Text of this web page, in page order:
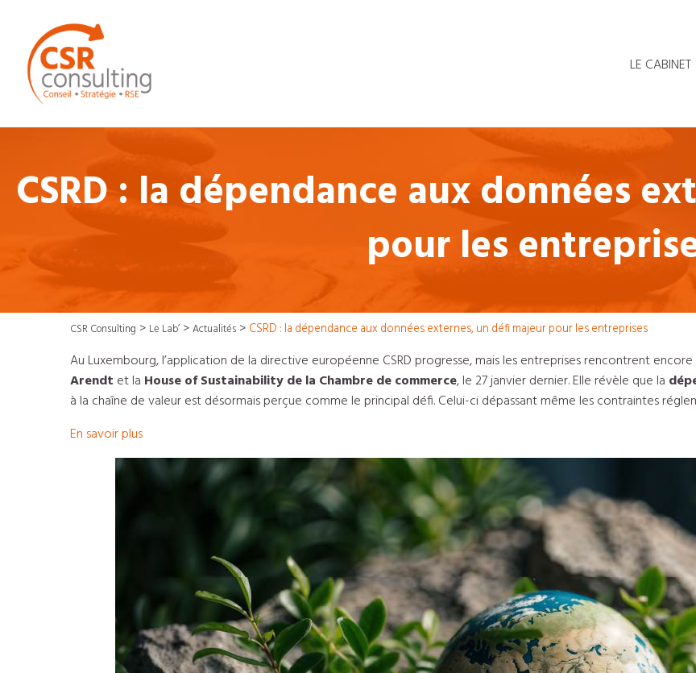
LE CABINET
CSRD : la dépendance aux données
pour les
CSR Consulting > Le Lab’ >Actualités > CSRD : la dépendance aux données externes, un défi majeur pour les entreprises
Au Luxembourg, l’application de la directive européenne CSRD progresse, mais les entreprises rencontrent
Arendt et la House of Sustainability de la Chambre de commerce, le 27 janvier dernier. Elle révèle que la
à la chaîne de valeur est désormais perçue comme le principal défi. Celui-ci dépassant même les contraintes
En savoir plus